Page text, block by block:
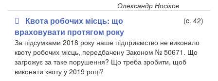
Олександр Носіков
Квота робочих місць: що
враховувати протягом року
(c. 42)
За підсумками 2018 року наше підприємство не виконало
квоту робочих місць, передбачену Законом № 50671 . Що
загрожує за таке порушення? Що треба зробити, щоб
виконати квоту у 2019 році?